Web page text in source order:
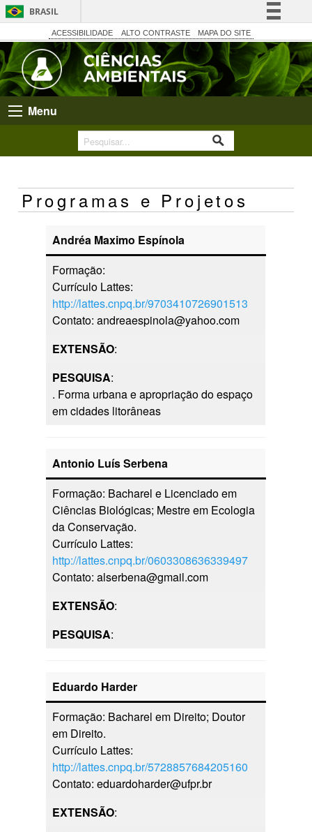
BRASIL
Simplifique!
Comunica BR
Participe
Acesso à informação
Canais
ACESSIBILIDADE ALTO CONTRASTE MAPA DO SITE
Menu
Programas e Projetos
Andréa Maximo Espínola
Formação:
Currículo Lattes:
http://lattes.cnpq.br/9703410726901513
Contato: andreaespinola@yahoo.com
EXTENSÃO:
PESQUISA:
. Forma urbana e apropriação do espaço
em cidades litorâneas
Antonio Luís Serbena
Formação: Bacharel e Licenciado em
Ciências Biológicas; Mestre em Ecologia
da Conservação.
Currículo Lattes:
http://lattes.cnpq.br/0603308636339497
Contato: alserbena@gmail.com
EXTENSÃO:
PESQUISA:
Eduardo Harder
Formação: Bacharel em Direito; Doutor
em Direito.
Currículo Lattes:
http://lattes.cnpq.br/5728857684205160
Contato: eduardoharder@ufpr.br
EXTENSÃO: